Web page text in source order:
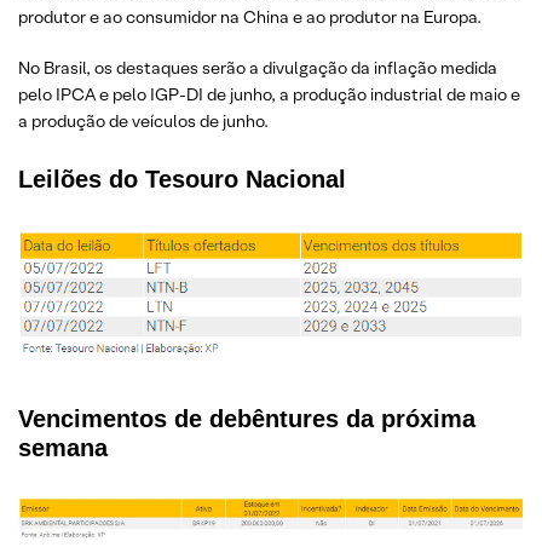
produtor e ao consumidor na China e ao produtor na Europa.
No Brasil, os destaques serão a divulgação da inflação medida
pelo IPCA e pelo IGP-DI de junho, a produção industrial de maio e
a produção de veículos de junho.
Leilões do Tesouro Nacional
Vencimentos de debêntures da próxima
semana